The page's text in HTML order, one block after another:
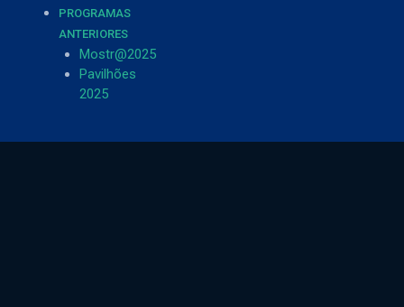
PROGRAMAS
ANTERIORES
Mostr@2025
Pavilhões
2025